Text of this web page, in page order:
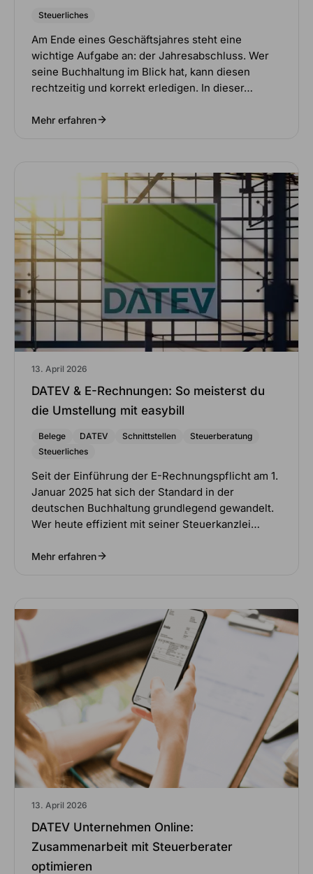
Steuerliches
Am Ende eines Geschäftsjahres steht eine
wichtige Aufgabe an: der Jahresabschluss. Wer
seine Buchhaltung im Blick hat, kann diesen
rechtzeitig und korrekt erledigen. In dieser…
Mehr erfahren
13. April 2026
DATEV & E-Rechnungen: So meisterst du
die Umstellung mit easybill
Belege DATEV Schnittstellen
Steuerberatung
Steuerliches
Seit der Einführung der E-Rechnungspflicht am 1.
Januar 2025 hat sich der Standard in der
deutschen Buchhaltung grundlegend gewandelt.
Wer heute effizient mit seiner Steuerkanzlei…
Mehr erfahren
13. April 2026
DATEV Unternehmen Online:
Zusammenarbeit mit Steuerberater
optimieren